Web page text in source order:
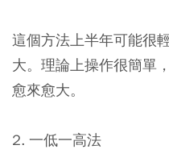
這個方法上半年可能很
大。理論上操作很簡單
愈來愈大。
2. 一低一高法